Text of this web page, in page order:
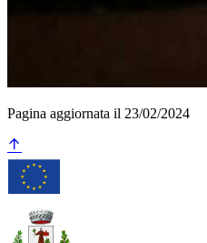
Pagina aggiornata il 23/02/2024